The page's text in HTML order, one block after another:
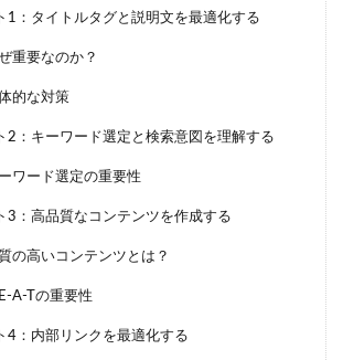
1：タイトルタグと説明文を最適化する
重要なのか？
的な対策
2：キーワード選定と検索意図を理解する
ワード選定の重要性
3：高品質なコンテンツを作成する
の高いコンテンツとは？
A-Tの重要性
4：内部リンクを最適化する